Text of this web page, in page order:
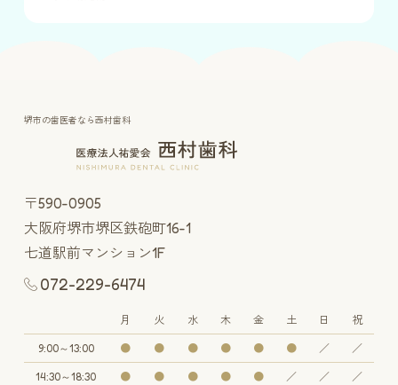
堺市の歯医者なら西村歯科
〒590-0905
大阪府堺市堺区鉄砲町16-1
七道駅前マンション1F
072-229-6474
月 火 水 木 金 土 日 祝
9:00～13:00 ● ● ● ● ● ● ／ ／
14:30～18:30 ● ● ● ● ● ／ ／ ／